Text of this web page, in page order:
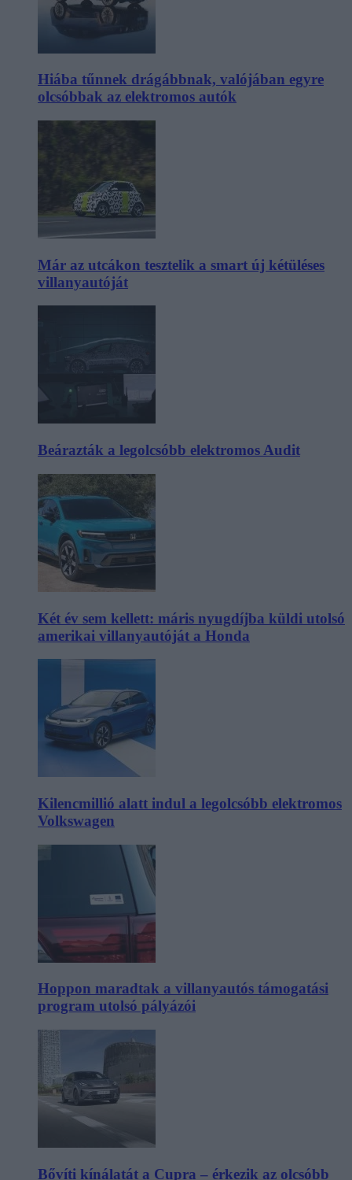
Hiába tűnnek drágábbnak, valójában egyre
olcsóbbak az elektromos autók
Már az utcákon tesztelik a smart új kétüléses
villanyautóját
Beárazták a legolcsóbb elektromos Audit
Két év sem kellett: máris nyugdíjba küldi utolsó
amerikai villanyautóját a Honda
Kilencmillió alatt indul a legolcsóbb elektromos
Volkswagen
Hoppon maradtak a villanyautós támogatási
program utolsó pályázói
Bővíti kínálatát a Cupra – érkezik az olcsóbb